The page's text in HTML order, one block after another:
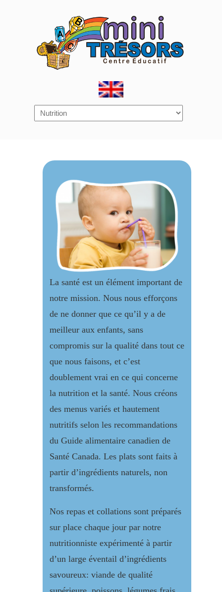
Navigation
La santé est un élément important de
notre mission. Nous nous efforçons
de ne donner que ce qu’il y a de
meilleur aux enfants, sans
compromis sur la qualité dans tout ce
que nous faisons, et c’est
doublement vrai en ce qui concerne
la nutrition et la santé. Nous créons
des menus variés et hautement
nutritifs selon les recommandations
du Guide alimentaire canadien de
Santé Canada. Les plats sont faits à
partir d’ingrédients naturels, non
transformés.
Nos repas et collations sont préparés
sur place chaque jour par notre
nutritionniste expérimenté à partir
d’un large éventail d’ingrédients
savoureux: viande de qualité